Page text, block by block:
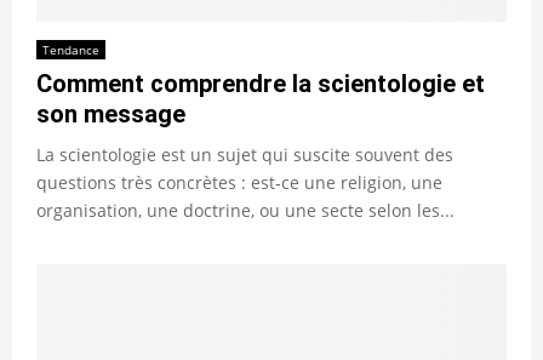
Tendance
Comment comprendre la scientologie et
son message
La scientologie est un sujet qui suscite souvent des
questions très concrètes : est-ce une religion, une
organisation, une doctrine, ou une secte selon les...